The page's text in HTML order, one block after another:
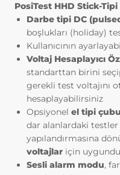
PosiTest HHD Stick-
Darbe tipi DC
boşlukları (holiday)
Kullanıcının
Voltaj Hesaplayıcı
standarttan birini
gerekli test voltajını
hesaplayabilirsiniz
Opsiyonel el tipi
dar alanlardaki
yapılandırmasına
voltajlar için
Sesli alarm modu,
ziyaretinizde daha
bir kullanım
İnternet Sitemizde
başlıca amaçları
İnternet
performansını
sunulan
İnternet Sitesini
Sitesi üzerinden
ve sunulan
tercihlerine göre
İnternet
hukuki ve ticari